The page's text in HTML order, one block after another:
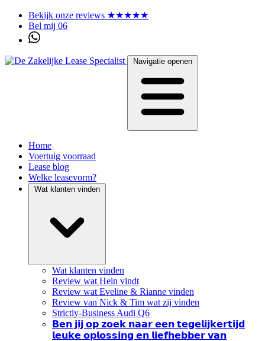
Bekijk onze reviews ★★★★★
Bel mij 06
Navigatie openen
Home
Voertuig voorraad
Lease blog
Welke leasevorm?
Wat klanten vinden
Wat klanten vinden
Review wat Hein vindt
Review wat Eveline & Rianne vinden
Review van Nick & Tim wat zij vinden
Strictly-Business Audi Q6
𝗕𝗲𝗻 𝗷𝗶𝗷 𝗼𝗽 𝘇𝗼𝗲𝗸 𝗻𝗮𝗮𝗿 𝗲𝗲𝗻 𝘁𝗲𝗴𝗲𝗹𝗶𝗷𝗸𝗲𝗿𝘁𝗶𝗷𝗱
𝗹𝗲𝘂𝗸𝗲 𝗼𝗽𝗹𝗼𝘀𝘀𝗶𝗻𝗴 𝗲𝗻 𝗹𝗶𝗲𝗳𝗵𝗲𝗯𝗯𝗲𝗿 𝘃𝗮𝗻